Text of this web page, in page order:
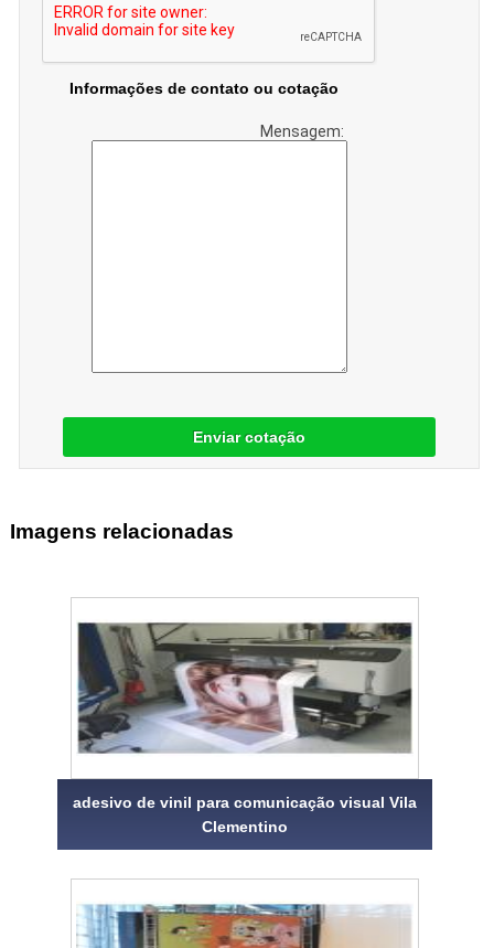
Informações de contato ou cotação
Mensagem:
Enviar cotação
Imagens relacionadas
adesivo de vinil para comunicação visual Vila
Clementino